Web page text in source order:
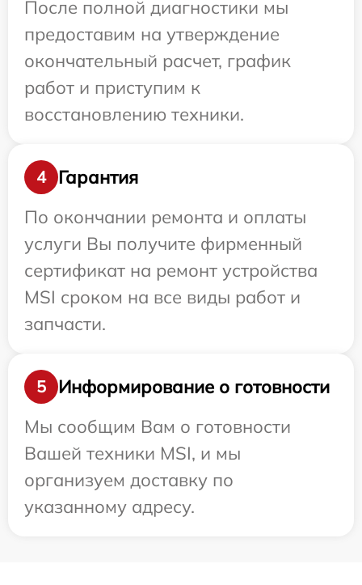
После полной диагностики мы
предоставим на утверждение
окончательный расчет, график
работ и приступим к
восстановлению техники.
4
Гарантия
По окончании ремонта и оплаты
услуги Вы получите фирменный
сертификат на ремонт устройства
MSI сроком на все виды работ и
запчасти.
5
Информирование о готовности
Мы сообщим Вам о готовности
Вашей техники MSI, и мы
организуем доставку по
указанному адресу.